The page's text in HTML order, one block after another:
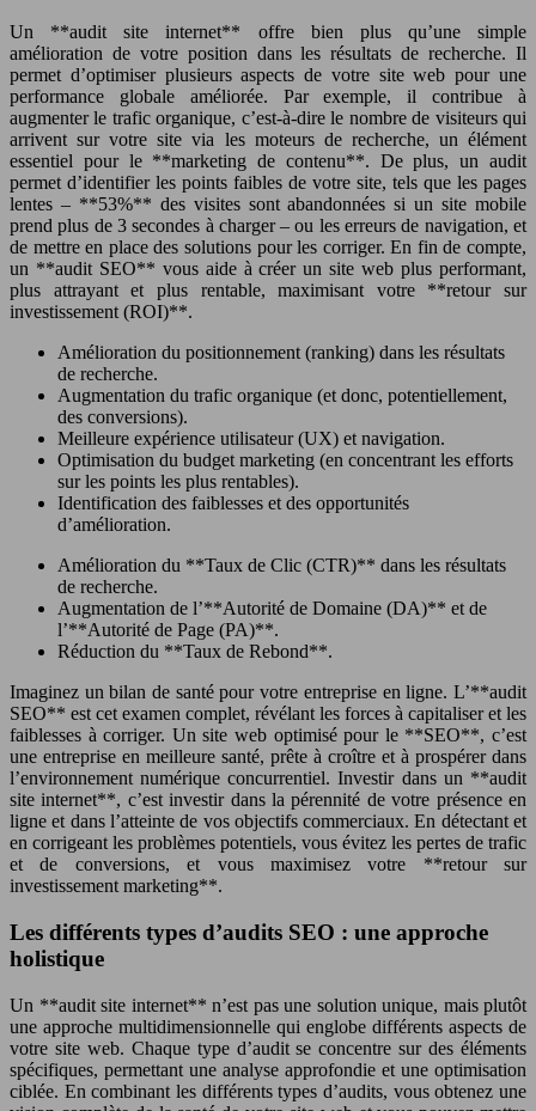
Un **audit site internet** offre bien plus qu’une simple
amélioration de votre position dans les résultats de recherche. Il
permet d’optimiser plusieurs aspects de votre site web pour une
performance globale améliorée. Par exemple, il contribue à
augmenter le trafic organique, c’est-à-dire le nombre de visiteurs qui
arrivent sur votre site via les moteurs de recherche, un élément
essentiel pour le **marketing de contenu**. De plus, un audit
permet d’identifier les points faibles de votre site, tels que les pages
lentes – **53%** des visites sont abandonnées si un site mobile
prend plus de 3 secondes à charger – ou les erreurs de navigation, et
de mettre en place des solutions pour les corriger. En fin de compte,
un **audit SEO** vous aide à créer un site web plus performant,
plus attrayant et plus rentable, maximisant votre **retour sur
investissement (ROI)**.
Amélioration du positionnement (ranking) dans les résultats
de recherche.
Augmentation du trafic organique (et donc, potentiellement,
des conversions).
Meilleure expérience utilisateur (UX) et navigation.
Optimisation du budget marketing (en concentrant les efforts
sur les points les plus rentables).
Identification des faiblesses et des opportunités
d’amélioration.
Amélioration du **Taux de Clic (CTR)** dans les résultats
de recherche.
Augmentation de l’**Autorité de Domaine (DA)** et de
l’**Autorité de Page (PA)**.
Réduction du **Taux de Rebond**.
Imaginez un bilan de santé pour votre entreprise en ligne. L’**audit
SEO** est cet examen complet, révélant les forces à capitaliser et les
faiblesses à corriger. Un site web optimisé pour le **SEO**, c’est
une entreprise en meilleure santé, prête à croître et à prospérer dans
l’environnement numérique concurrentiel. Investir dans un **audit
site internet**, c’est investir dans la pérennité de votre présence en
ligne et dans l’atteinte de vos objectifs commerciaux. En détectant et
en corrigeant les problèmes potentiels, vous évitez les pertes de trafic
et de conversions, et vous maximisez votre **retour sur
investissement marketing**.
Les différents types d’audits SEO : une approche
holistique
Un **audit site internet** n’est pas une solution unique, mais plutôt
une approche multidimensionnelle qui englobe différents aspects de
votre site web. Chaque type d’audit se concentre sur des éléments
spécifiques, permettant une analyse approfondie et une optimisation
ciblée. En combinant les différents types d’audits, vous obtenez une